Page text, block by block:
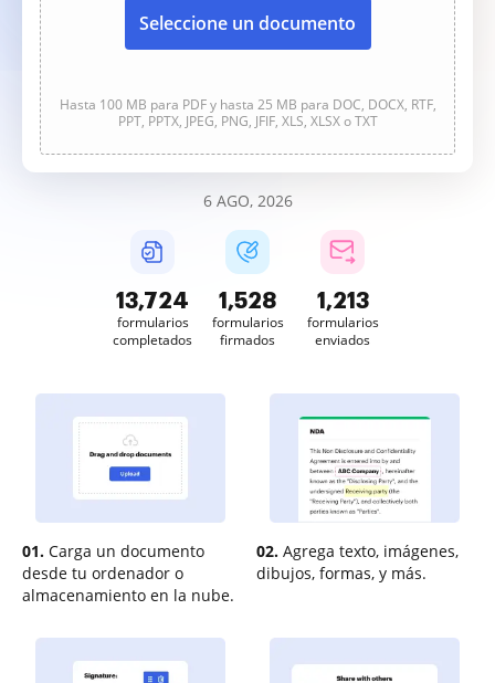
Seleccione un documento
Hasta 100 MB para PDF y hasta 25 MB para DOC, DOCX, RTF,
PPT, PPTX, JPEG, PNG, JFIF, XLS, XLSX o TXT
6 AGO, 2026
13,725
formularios
completados
1,528
formularios
firmados
1,213
formularios
enviados
01. Carga un documento
desde tu ordenador o
almacenamiento en la nube.
02. Agrega texto, imágenes,
dibujos, formas, y más.